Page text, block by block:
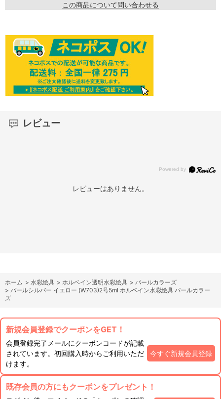
この商品について問い合わせる
レビュー
レビューはありません。
ホーム > 水彩絵具 > ホルベイン透明水彩絵具 > パールカラーズ
> パールシルバー イエロー (W703)2号5ml ホルベイン水彩絵具 パールカラー
ズ
新規会員登録でクーポンをGET！
会員登録完了メールにクーポンコードが記載
されています。初回購入時からご利用いただ
けます。
今すぐ新規会員登録
既存会員の方にもクーポンをプレゼント！